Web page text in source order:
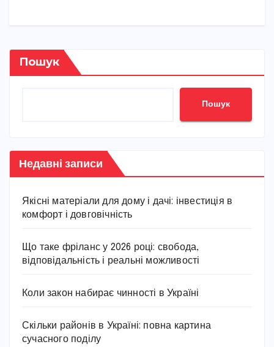
Пошук
Пошук
Недавні записи
Якісні матеріали для дому і дачі: інвестиція в
комфорт і довговічність
Що таке фріланс у 2026 році: свобода,
відповідальність і реальні можливості
Коли закон набирає чинності в Україні
Скільки районів в Україні: повна картина
сучасного поділу